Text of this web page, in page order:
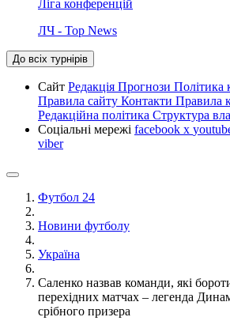
Ліга конференцій
ЛЧ - Top News
До всіх турнірів
Сайт Редакція Прогнози Політика
Правила сайту Контакти Правила
Редакційна політика Структура
Соціальні мережі facebook x
viber
Футбол 24
Новини футболу
Україна
Саленко назвав команди, які
перехідних матчах – легенда
срібного призера